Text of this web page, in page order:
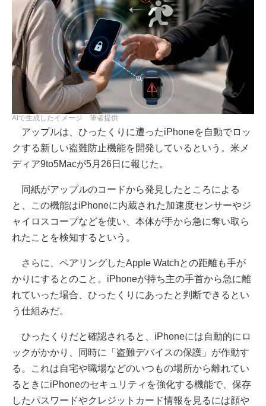
AIで生成したイメージ 筆者提供
アップルは、ひったくりに遭ったiPhoneを自動でロッ
クする新しい盗難防止機能を開発しているという。米メ
ディア9to5Macが5月26日に報じた。
同紙がアップルのコードから発見したところによる
と、この機能はiPhoneに内蔵された加速度センサーやジ
ャイロスコープなどを使い、本体が手から急に奪い取ら
れたことを検知するという。
さらに、ペアリングしたApple Watchとの距離も手が
かりにするとのこと。iPhoneが持ち主の手首から急に離
れていった場合、ひったくりにあったと判断できるとい
う仕組みだ。
ひったくりだと確認されると、iPhoneには自動的にロ
ックがかかり、同時に「盗難デバイスの保護」が作動す
る。これは自宅や職場などのいつもの場所から離れてい
るときにiPhoneのセキュリティを強化する機能で、保存
したパスワードやクレジットカード情報を見るには顔や